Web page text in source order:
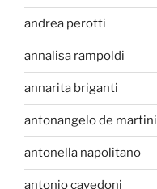
andrea perotti
annalisa rampoldi
annarita briganti
antonangelo de martini
antonella napolitano
antonio cavedoni